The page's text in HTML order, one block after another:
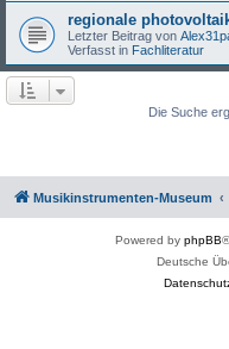
regionale
Letzter Beitrag von
Verfasst in Fachliteratur
Die Suche
Musikinstrumenten-Museum
Powered by phpBB
Deutsche